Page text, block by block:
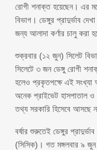
রোগী শনাক্ত হয়েছেন। এর
বিভাগ। ডেঙ্গুর প্রাদুর্ভাব
জন্য আলাদা কর্ণার চালু করা
শুক্রবার (১২ জুন) সিলেট
সিলেটে ৩ জন ডেঙ্গু রোগী
হলেও প্রকৃতপক্ষে এই সংখ্যা
অনেক প্রাইভেট হাসপাতাল ও
তথ্য সরকারি হিসেবে আসছে
বর্ষার শুরুতেই ডেঙ্গুর
(সিসিক)। গত মঙ্গলবার ৯ জুন